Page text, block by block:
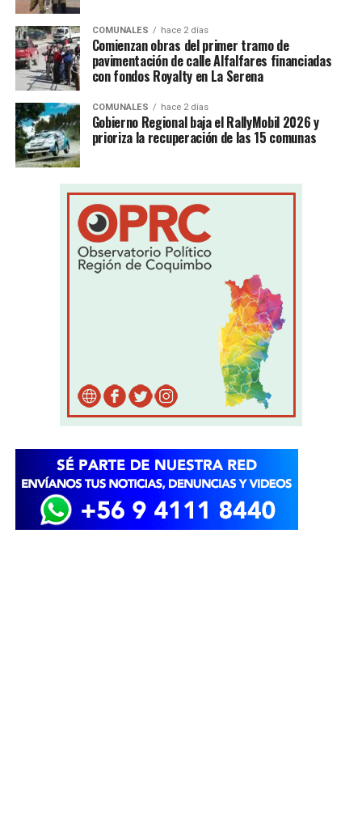
COMUNALES hace 2 días
Comienzan obras del primer tramo de
pavimentación de calle Alfalfares financiadas
con fondos Royalty en La Serena
COMUNALES hace 2 días
Gobierno Regional baja el RallyMobil 2026 y
prioriza la recuperación de las 15 comunas